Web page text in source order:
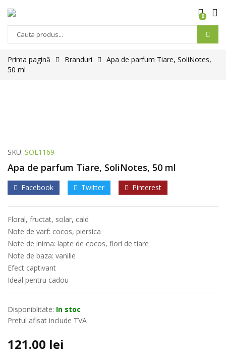
0
Prima pagină Branduri
Apa de parfum Tiare, SoliNotes,
50 ml
SKU: SOL1169
Apa de parfum Tiare, SoliNotes, 50 ml
Facebook Twitter Pinterest
Floral, fructat, solar, cald
Note de varf: cocos, piersica
Note de inima: lapte de cocos, flori de tiare
Note de baza: vanilie
Efect captivant
Ideal pentru cadou
Disponiblitate: In stoc
Pretul afisat include TVA
121.00 lei